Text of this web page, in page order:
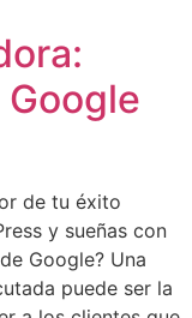
Google
de tu éxito
y sueñas con
Google? Una
puede ser la